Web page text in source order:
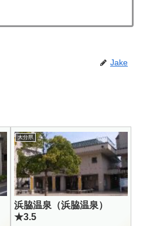
Jake
大分県
浜脇温泉（浜脇温泉）
★3.5